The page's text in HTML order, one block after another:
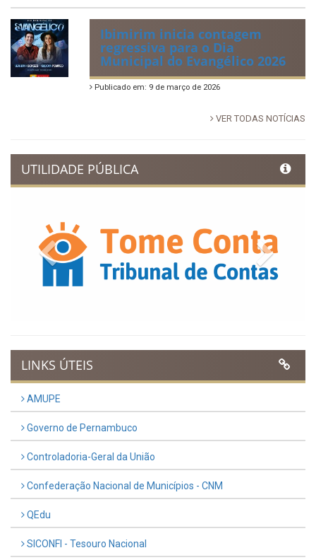
Ibimirim inicia contagem
regressiva para o Dia
Municipal do Evangélico 2026
Publicado em: 9 de março de 2026
VER TODAS NOTÍCIAS
UTILIDADE PÚBLICA
Previous Next
LINKS ÚTEIS
AMUPE
Governo de Pernambuco
Controladoria-Geral da União
Confederação Nacional de Municípios - CNM
QEdu
SICONFI - Tesouro Nacional